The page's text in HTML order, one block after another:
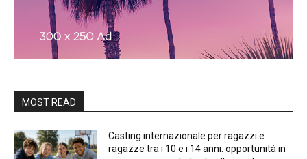
MOST READ
Casting internazionale per ragazzi e
ragazze tra i 10 e i 14 anni: opportunità in